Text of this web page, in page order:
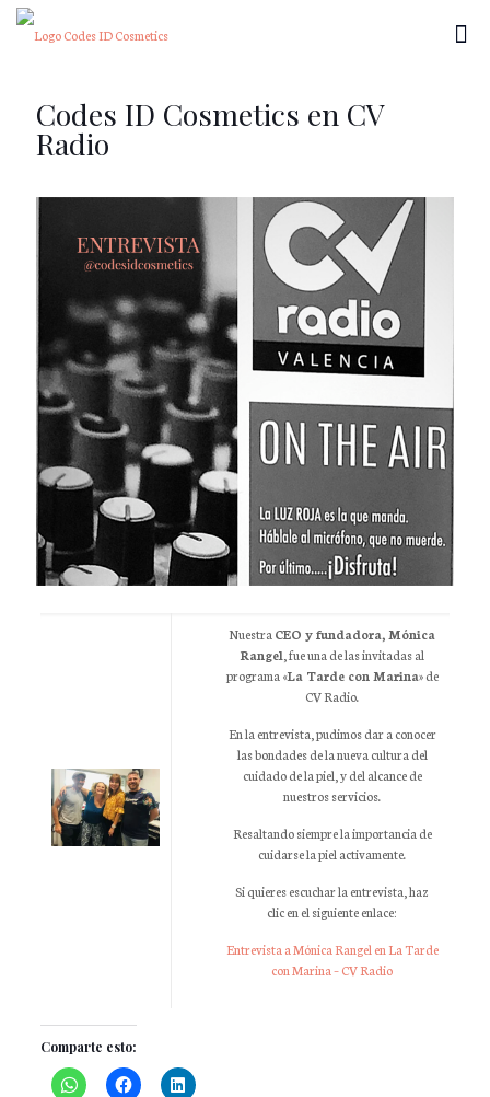
Codes ID Cosmetics en CV
Radio
Nuestra CEO y fundadora, Mónica
Rangel , fue una de las invitadas al
programa «La Tarde con Marina» de
CV Radio.
En la entrevista, pudimos dar a conocer
las bondades de la nueva cultura del
cuidado de la piel, y del alcance de
nuestros servicios.
Resaltando siempre la importancia de
cuidarse la piel activamente.
Si quieres escuchar la entrevista, haz
clic en el siguiente enlace:
Entrevista a Mónica Rangel en La Tarde
con Marina – CV Radio
Comparte esto: